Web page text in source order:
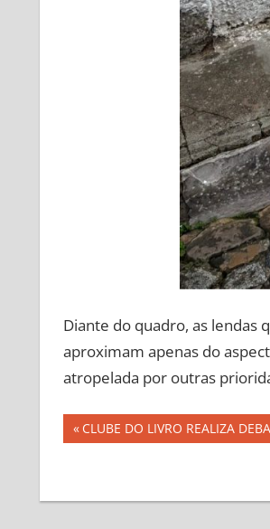
Diante do quadro, as lendas
aproximam apenas do
atropelada por outras
Navegação
Post
Previous
Post:
CLUBE DO LIVRO REALIZA